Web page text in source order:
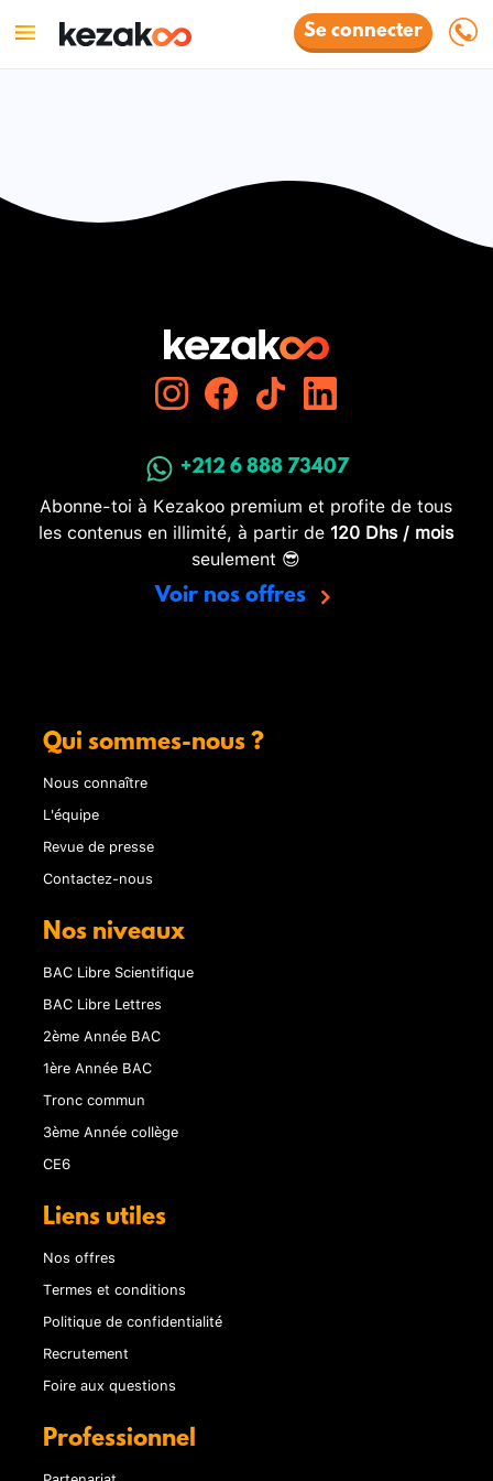
Se connecter
+212 6 888 73407
Abonne-toi à Kezakoo premium et profite de tous
les contenus en illimité, à partir de 120 Dhs / mois
seulement 😎
Voir nos offres
Qui sommes-nous ?
Nous connaître
L'équipe
Revue de presse
Contactez-nous
Nos niveaux
BAC Libre Scientifique
BAC Libre Lettres
2ème Année BAC
1ère Année BAC
Tronc commun
3ème Année collège
CE6
Liens utiles
Nos offres
Termes et conditions
Politique de confidentialité
Recrutement
Foire aux questions
Professionnel